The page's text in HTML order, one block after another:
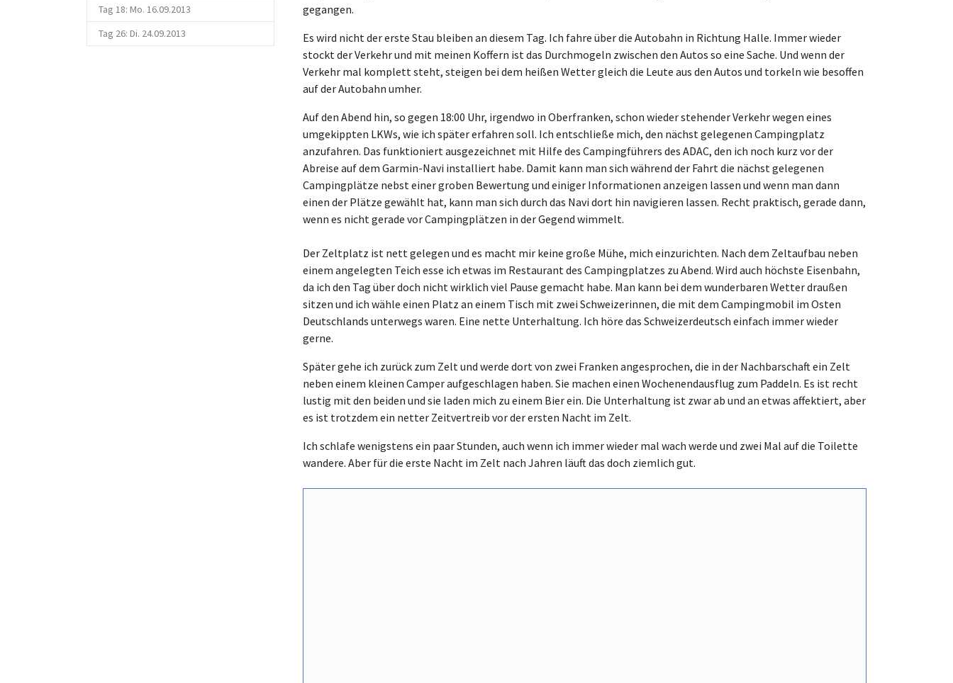
Tag 18: Mo. 16.09.2013
Tag 26: Di. 24.09.2013
gegangen.
Es wird nicht der erste Stau bleiben an diesem Tag. Ich fahre über die Autobahn in Richtung Halle. Immer wieder
stockt der Verkehr und mit meinen Koffern ist das Durchmogeln zwischen den Autos so eine Sache. Und wenn der
Verkehr mal komplett steht, steigen bei dem heißen Wetter gleich die Leute aus den Autos und torkeln wie besoffen
auf der Autobahn umher.
Auf den Abend hin, so gegen 18:00 Uhr, irgendwo in Oberfranken, schon wieder stehender Verkehr wegen eines
umgekippten LKWs, wie ich später erfahren soll. Ich entschließe mich, den nächst gelegenen Campingplatz
anzufahren. Das funktioniert ausgezeichnet mit Hilfe des Campingführers des ADAC, den ich noch kurz vor der
Abreise auf dem Garmin-Navi installiert habe. Damit kann man sich während der Fahrt die nächst gelegenen
Campingplätze nebst einer groben Bewertung und einiger Informationen anzeigen lassen und wenn man dann
einen der Plätze gewählt hat, kann man sich durch das Navi dort hin navigieren lassen. Recht praktisch, gerade dann,
wenn es nicht gerade vor Campingplätzen in der Gegend wimmelt.
Der Zeltplatz ist nett gelegen und es macht mir keine große Mühe, mich einzurichten. Nach dem Zeltaufbau neben
einem angelegten Teich esse ich etwas im Restaurant des Campingplatzes zu Abend. Wird auch höchste Eisenbahn,
da ich den Tag über doch nicht wirklich viel Pause gemacht habe. Man kann bei dem wunderbaren Wetter draußen
sitzen und ich wähle einen Platz an einem Tisch mit zwei Schweizerinnen, die mit dem Campingmobil im Osten
Deutschlands unterwegs waren. Eine nette Unterhaltung. Ich höre das Schweizerdeutsch einfach immer wieder
gerne.
Später gehe ich zurück zum Zelt und werde dort von zwei Franken angesprochen, die in der Nachbarschaft ein Zelt
neben einem kleinen Camper aufgeschlagen haben. Sie machen einen Wochenendausflug zum Paddeln. Es ist recht
lustig mit den beiden und sie laden mich zu einem Bier ein. Die Unterhaltung ist zwar ab und an etwas affektiert, aber
es ist trotzdem ein netter Zeitvertreib vor der ersten Nacht im Zelt.
Ich schlafe wenigstens ein paar Stunden, auch wenn ich immer wieder mal wach werde und zwei Mal auf die Toilette
wandere. Aber für die erste Nacht im Zelt nach Jahren läuft das doch ziemlich gut.